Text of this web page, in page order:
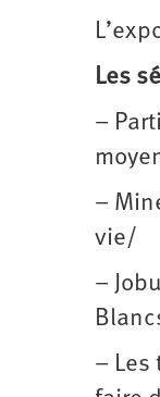
Les
–
–
vie/
–
–